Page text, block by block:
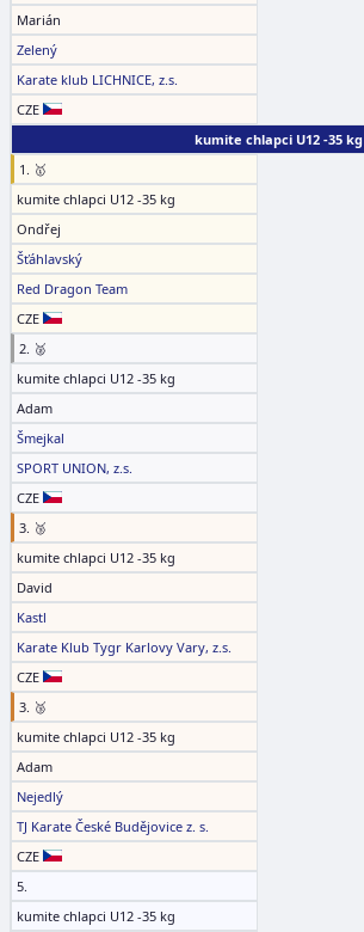
Marián
Zelený
Karate klub LICHNICE, z.s.
CZE
kumite chlapci U12 -35 kg
1. 🥇
kumite chlapci U12 -35 kg
Ondřej
Šťáhlavský
Red Dragon Team
CZE
2. 🥈
kumite chlapci U12 -35 kg
Adam
Šmejkal
SPORT UNION, z.s.
CZE
3. 🥉
kumite chlapci U12 -35 kg
David
Kastl
Karate Klub Tygr Karlovy Vary, z.s.
CZE
3. 🥉
kumite chlapci U12 -35 kg
Adam
Nejedlý
TJ Karate České Budějovice z. s.
CZE
5.
kumite chlapci U12 -35 kg